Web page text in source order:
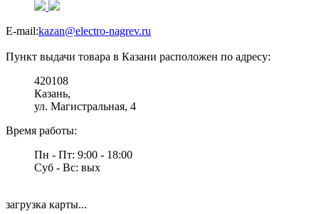
E-mail:kazan@electro-nagrev.ru
Пункт выдачи товара в Казани расположен по адресу:
420108
Казань,
ул. Магистральная, 4
Время работы:
Пн - Пт: 9:00 - 18:00
Суб - Вс: вых
загрузка карты...